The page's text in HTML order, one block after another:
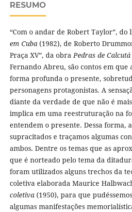
RESUMO
“Com o andar de Robert Taylor”, do
em Cuba(1982), de Roberto
Praça XV”, da obraPedras de Calcutá
Fernando Abreu, são contos em que
forma profunda o presente,
personagens protagonistas. A
diante da verdade de que não é
implica em uma reestruturação na
entendem o presente. Dessa forma,
supracitados e traçamos algumas
ambos. Dentre os temas que as
que é norteado pelo tema da
foram utilizados alguns trechos da
coletiva elaborada Maurice
coletiva(1950), para que
algumas manifestações